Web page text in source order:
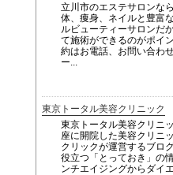
立川市のエステサロンな
体、痩身、ネイルと豊富
ルビューティーサロンだ
て施術ができるのがポイ
約はお電話、お問い合わ
ー...
東京トータル美容クリニック
東京トータル美容クリニ
座に開院した美容クリニ
クリックが運営するブロ
役立つ「とっておき」の
ンチエイジングからダイ